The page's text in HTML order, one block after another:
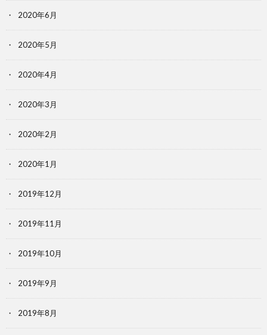
2020年6月
2020年5月
2020年4月
2020年3月
2020年2月
2020年1月
2019年12月
2019年11月
2019年10月
2019年9月
2019年8月